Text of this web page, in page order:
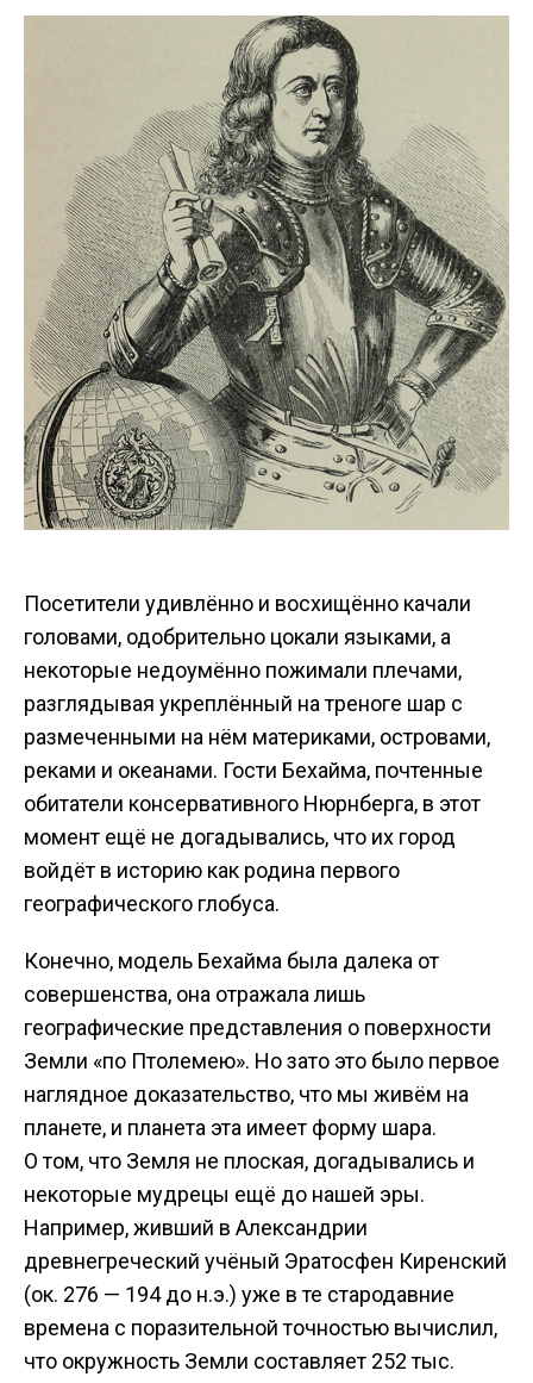
Посетители удивлённо и восхищённо качали
головами, одобрительно цокали языками, а
некоторые недоумённо пожимали плечами,
разглядывая укреплённый на треноге шар с
размеченными на нём материками, островами,
реками и океанами. Гости Бехайма, почтенные
обитатели консервативного Нюрнберга, в этот
момент ещё не догадывались, что их город
войдёт в историю как родина первого
географического глобуса.
Конечно, модель Бехайма была далека от
совершенства, она отражала лишь
географические представления о поверхности
Земли «по Птолемею». Но зато это было первое
наглядное доказательство, что мы живём на
планете, и планета эта имеет форму шара.
О том, что Земля не плоская, догадывались и
некоторые мудрецы ещё до нашей эры.
Например, живший в Александрии
древнегреческий учёный Эратосфен Киренский
(ок. 276 — 194 до н.э.) уже в те стародавние
времена с поразительной точностью вычислил,
что окружность Земли составляет 252 тыс.